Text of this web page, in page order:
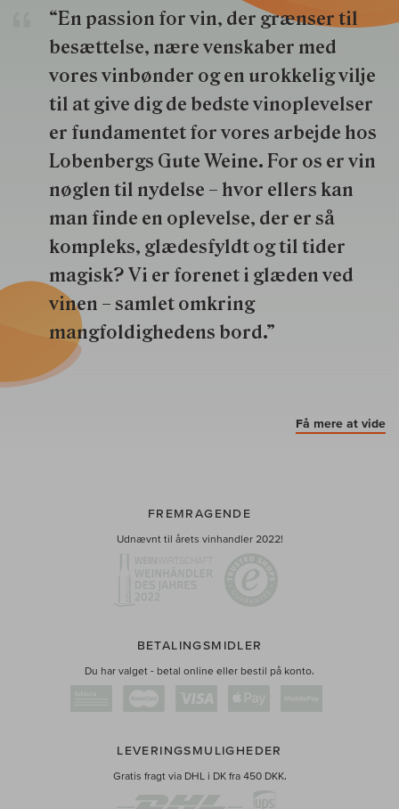
“En passion for vin, der grænser til
besættelse, nære venskaber med
vores vinbønder og en urokkelig vilje
til at give dig de bedste vinoplevelser
er fundamentet for vores arbejde hos
Lobenbergs Gute Weine. For os er vin
nøglen til nydelse – hvor ellers kan
man finde en oplevelse, der er så
kompleks, glædesfyldt og til tider
magisk? Vi er forenet i glæden ved
vinen – samlet omkring
mangfoldighedens bord.”
Få mere at vide
FREMRAGENDE
Udnævnt til årets vinhandler 2022!
BETALINGSMIDLER
Du har valget - betal online eller bestil på konto.
LEVERINGSMULIGHEDER
Gratis fragt via DHL i DK fra 450 DKK.